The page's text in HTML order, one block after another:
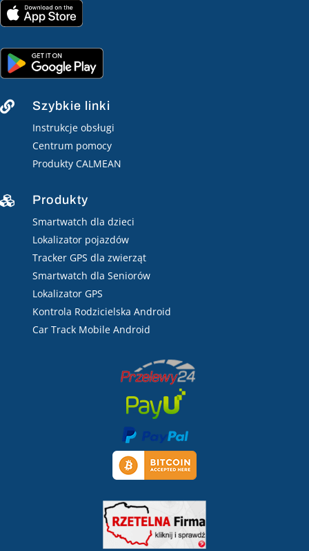
 Szybkie linki
Instrukcje obsługi
Centrum pomocy
Produkty CALMEAN
 Produkty
Smartwatch dla dzieci
Lokalizator pojazdów
Tracker GPS dla zwierząt
Smartwatch dla Seniorów
Lokalizator GPS
Kontrola Rodzicielska Android
Car Track Mobile Android